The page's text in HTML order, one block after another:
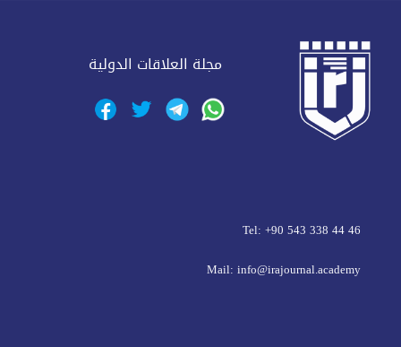
مجلة العلاقات الدولية
Tel: +90 543 338 44 46
Mail: info@irajournal.academy